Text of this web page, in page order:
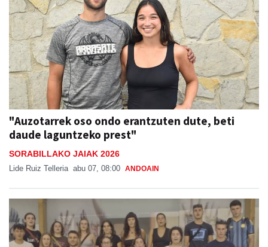
"Auzotarrek oso ondo erantzuten dute, beti
daude laguntzeko prest"
SORABILLAKO JAIAK 2026
Lide Ruiz Telleria abu 07, 08:00 ANDOAIN